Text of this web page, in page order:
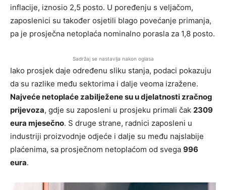
inflacije, iznosio 2,5 posto. U poređenju s veljačom,
zaposlenici su također osjetili blago povećanje primanja,
pa je prosječna netoplaća nominalno porasla za 1,8 posto.
Sadržaj se nastavlja nakon oglasa
Iako prosjek daje određenu sliku stanja, podaci pokazuju
da su razlike među sektorima i dalje veoma izražene.
Najveće netoplaće zabilježene su u djelatnosti zračnog
prijevoza, gdje su zaposleni u prosjeku primali čak 2309
eura mjesečno. S druge strane, radnici zaposleni u
industriji proizvodnje odjeće i dalje su među najslabije
plaćenima, sa prosječnom netoplaćom od svega 996
eura.